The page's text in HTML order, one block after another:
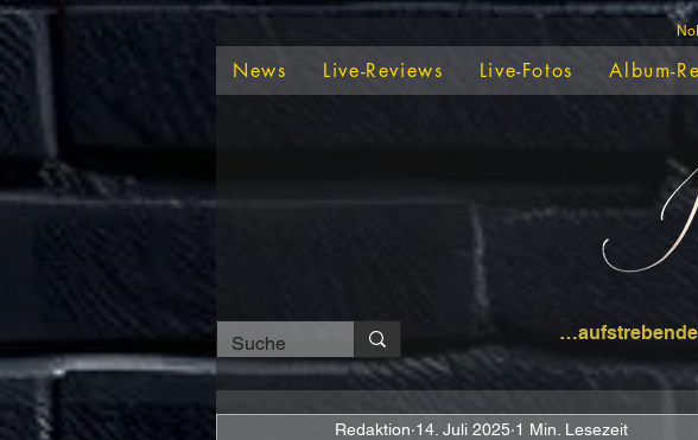
News Live-Reviews Live-Fotos Album-
Redaktion 14. Juli 2025 1 Min. Lesezeit